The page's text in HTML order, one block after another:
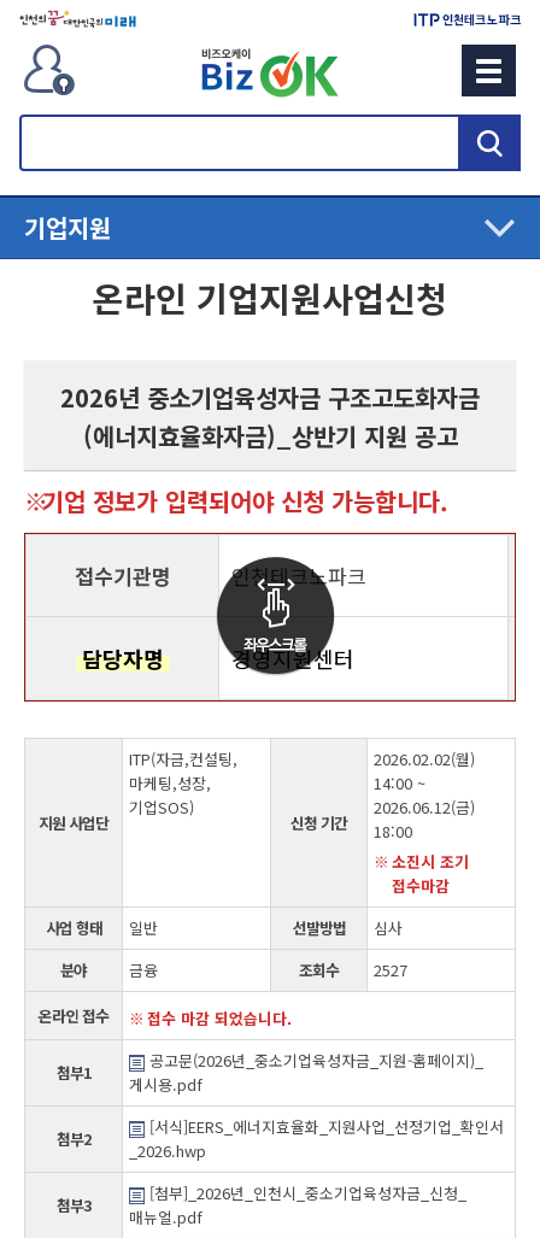
검
기업지원
온라인 기업지원사업신청
2026년 중소기업육성자금 구조고도화자금
(에너지효율화자금)_상반기 지원 공고
기업 정보가 입력되어야 신청 가능합니다.
접수기관명 인천테크노파크
담당자명 경영지원센터
지원 사업단
ITP(자금,컨설팅,
마케팅,성장,
기업SOS)
신청 기간
2026.02.02(월)
14:00 ~
2026.06.12(금)
18:00
소진시 조기
접수마감
사업 형태
일반 선발방법
심사
분야
금융 조회수
2527
온라인 접수
접수 마감 되었습니다.
첨부1
공고문(2026년_중소기업육성자금_지원-홈페이지)_
게시용.pdf
첨부2
[서식]EERS_에너지효율화_지원사업_선정기업_확인서
_2026.hwp
첨부3
[첨부]_2026년_인천시_중소기업육성자금_신청_
매뉴얼.pdf